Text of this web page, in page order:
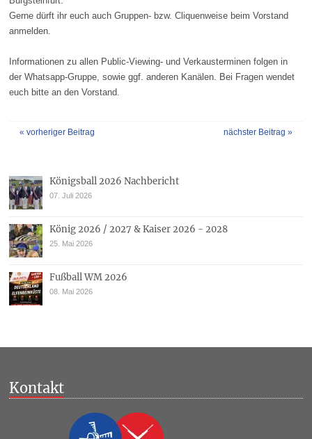
Gerne dürft ihr euch auch Gruppen- bzw. Cliquenweise beim Vorstand
anmelden.
Informationen zu allen Public-Viewing- und Verkausterminen folgen in
der Whatsapp-Gruppe, sowie ggf. anderen Kanälen. Bei Fragen wendet
euch bitte an den Vorstand.
« vorheriger Beitrag nächster Beitrag »
Königsball 2026 Nachbericht
07. Juli 2026
König 2026 / 2027 & Kaiser 2026 - 2028
25. Mai 2026
Fußball WM 2026
08. Mai 2026
Kontakt